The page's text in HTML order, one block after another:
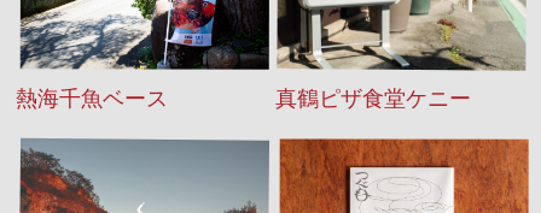
熱海千魚ベース 真鶴ピザ食堂ケニー